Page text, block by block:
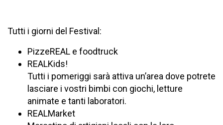
Tutti i giorni del Festival:
PizzeREAL e foodtruck
REALKids!
Tutti i pomeriggi sarà attiva un’area dove potrete
lasciare i vostri bimbi con giochi, letture
animate e tanti laboratori.
REALMarket